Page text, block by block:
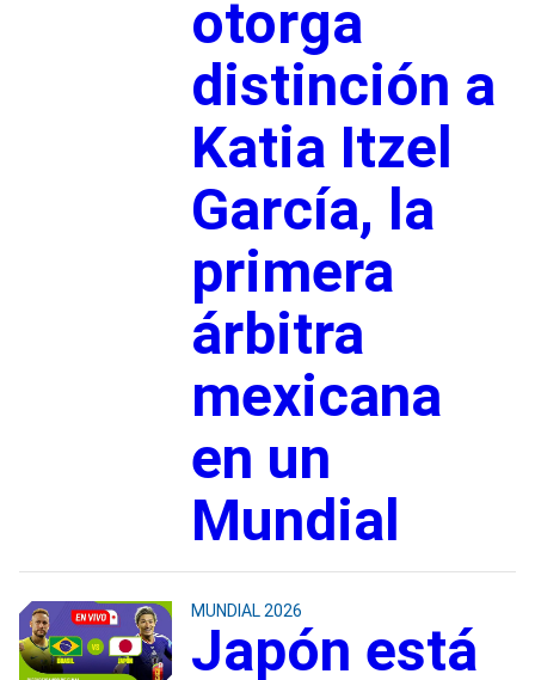
otorga
distinción a
Katia Itzel
García, la
primera
árbitra
mexicana
en un
Mundial
MUNDIAL 2026
Japón está